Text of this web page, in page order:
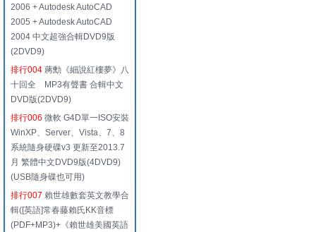
2006 + Autodesk AutoCAD
2005 + Autodesk AutoCAD
2004 中文超強合輯DVD9版
(2DVD9)
排行004 蔣勳《細說紅樓夢》八
十回全 MP3有聲書 合輯中文
DVD版(2DVD9)
排行006 微軟 G4D單一ISO安裝
WinXP、Server、Vista、7、8
系統隨身硬碟v3 更新至2013.7
月 繁體中文DVD9版(4DVD9)
(USB隨身碟也可用)
排行007 賴世雄數套英文教學合
輯([英語]常春藤賴氏KK音標
(PDF+MP3)+《賴世雄美國英語